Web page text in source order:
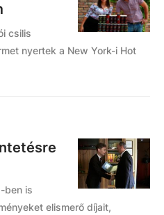
csilis
nyertek a New York-i Hot
ben is
elismerő díjait,